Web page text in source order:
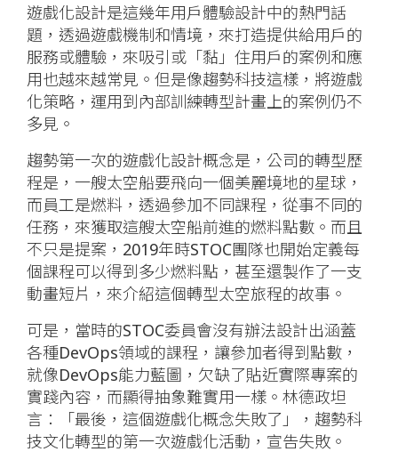
遊戲化設計是這幾年用戶體驗設計中的熱門話
題，透過遊戲機制和情境，來打造提供給用戶的
服務或體驗，來吸引或「黏」住用戶的案例和應
用也越來越常見。但是像趨勢科技這樣，將遊戲
化策略，運用到內部訓練轉型計畫上的案例仍不
多見。
趨勢第一次的遊戲化設計概念是，公司的轉型歷
程是，一艘太空船要飛向一個美麗境地的星球，
而員工是燃料，透過參加不同課程，從事不同的
任務，來獲取這艘太空船前進的燃料點數。而且
不只是提案，2019年時STOC團隊也開始定義每
個課程可以得到多少燃料點，甚至還製作了一支
動畫短片，來介紹這個轉型太空旅程的故事。
可是，當時的STOC委員會沒有辦法設計出涵蓋
各種DevOps領域的課程，讓參加者得到點數，
就像DevOps能力藍圖，欠缺了貼近實際專案的
實踐內容，而顯得抽象難實用一樣。林德政坦
言：「最後，這個遊戲化概念失敗了」，趨勢科
技文化轉型的第一次遊戲化活動，宣告失敗。